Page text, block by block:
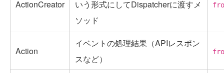
ActionCreator
いう形式にしてDispatcherに渡すメ
ソッド
Action
イベントの処理結果（APIレスポン
スなど）